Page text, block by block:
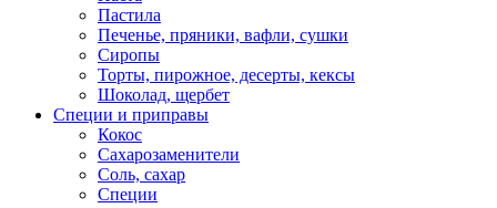
Пастила
Печенье, пряники, вафли, сушки
Сиропы
Торты, пирожное, десерты, кексы
Шоколад, щербет
Специи и приправы
Кокос
Сахарозаменители
Соль, сахар
Специи